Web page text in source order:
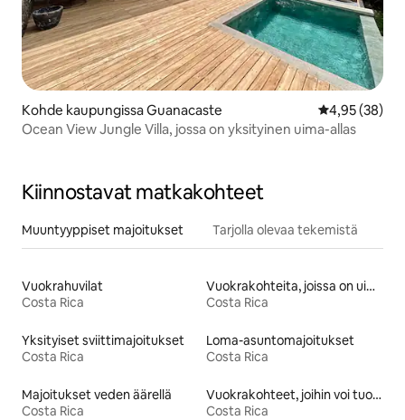
Kohde kaupungissa Guanacaste
4,95 (38)
Ocean View Jungle Villa, jossa on yksityinen uima-allas
Kiinnostavat matkakohteet
Muuntyyppiset majoitukset Tarjolla olevaa tekemistä
Vuokrahuvilat
Costa Rica
Vuokrakohteita, joissa on uima-allas
Costa Rica
Yksityiset sviittimajoitukset
Costa Rica
Loma-asuntomajoitukset
Costa Rica
Majoitukset veden äärellä
Costa Rica
Vuokrakohteet, joihin voi tuoda lemmikin
Costa Rica